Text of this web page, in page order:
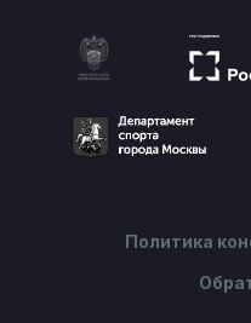
Политика